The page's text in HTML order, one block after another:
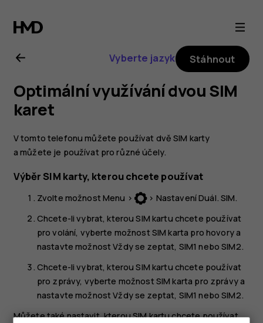
Uživatelská
příručka
k telefonu
Nokia
105
(2017)
Vyberte jazyk Stáhnout
Optimální využívání dvou SIM
karet
V tomto telefonu můžete používat dvě SIM karty
a můžete je používat pro různé účely.
Výběr SIM karty, kterou chcete používat
Zvolte možnostMenu > > Nastavení Duál. SIM.
Chcete-li vybrat, kterou SIM kartu chcete používat
pro volání, vyberte možnost SIM karta pro hovorya
nastavte možnostVždy se zeptat, SIM1 neboSIM2.
Chcete-li vybrat, kterou SIM kartu chcete používat
pro zprávy, vyberte možnost SIM karta pro zprávya
nastavte možnostVždy se zeptat, SIM1 neboSIM2.
Můžete také nastavit, kterou SIM kartu chcete používat